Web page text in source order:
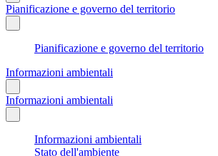
Pianificazione e governo del territorio
Pianificazione e governo del territorio
Informazioni ambientali
Informazioni ambientali
Informazioni ambientali
Stato dell'ambiente